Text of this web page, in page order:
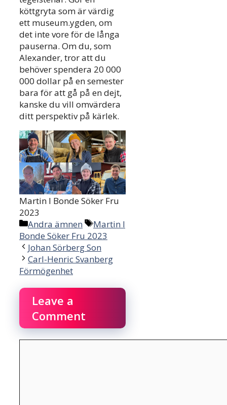
köttgryta som är värdig
ett museum.ygden, om
det inte vore för de långa
pauserna. Om du, som
Alexander, tror att du
behöver spendera 20 000
000 dollar på en semester
bara för att gå på en dejt,
kanske du vill omvärdera
ditt perspektiv på kärlek.
Martin I Bonde Söker Fru
2023
Categories
Andra ämnen Tags
Martin I
Bonde Söker Fru 2023
Johan Sörberg Son
Carl-Henric Svanberg
Förmögenhet
Leave a
Comment